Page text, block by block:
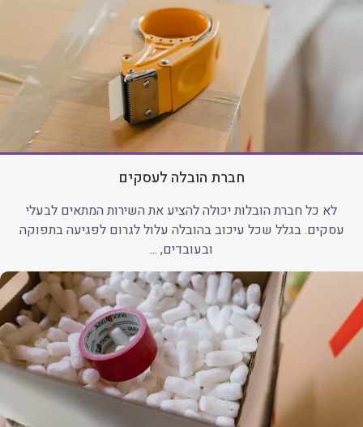
חברת הובלה לעסקים
לא כל חברת הובלות יכולה להציע את השירות המתאים לבעלי
עסקים. בגלל שכל עיכוב בהובלה עלול לגרום לפגיעה בתפוקה
ובעובדים, ...